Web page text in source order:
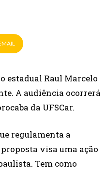
estadual Raul Marcelo
A audiência ocorrerá
da UFSCar.
regulamenta a
visa uma ação
Tem como